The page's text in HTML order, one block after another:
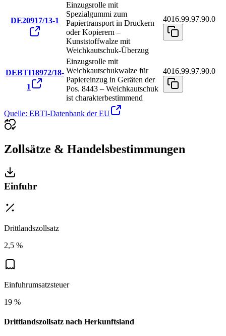
DE20917/13-1
Einzugsrolle mit
Spezialgummi zum
Papiertransport in Druckern
oder Kopierern –
Kunststoffwalze mit
Weichkautschuk-Überzug
4016.99.97.90.0
DEBTI18972/18-
1
Einzugsrolle mit
Weichkautschukwalze für
Papiereinzug in Geräten der
Pos. 8443 – Weichkautschuk
ist charakterbestimmend
4016.99.97.90.0
Quelle: EBTI-Datenbank der EU
Zollsätze & Handelsbestimmungen
Einfuhr
Drittlandszollsatz
2,5 %
Einfuhrumsatzsteuer
19 %
Drittlandszollsatz nach Herkunftsland